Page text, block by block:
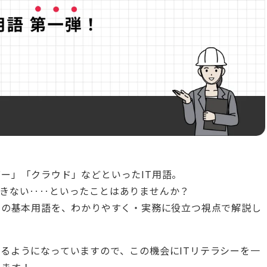
」「クラウド」などといったIT用語。
ない‥‥といったことはありませんか？
基本用語を、わかりやすく・実務に役立つ視点で解説し
ようになっていますので、この機会にITリテラシーを一